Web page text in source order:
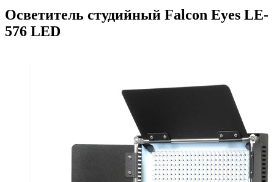
Осветитель студийный Falcon Eyes LE-
576 LED